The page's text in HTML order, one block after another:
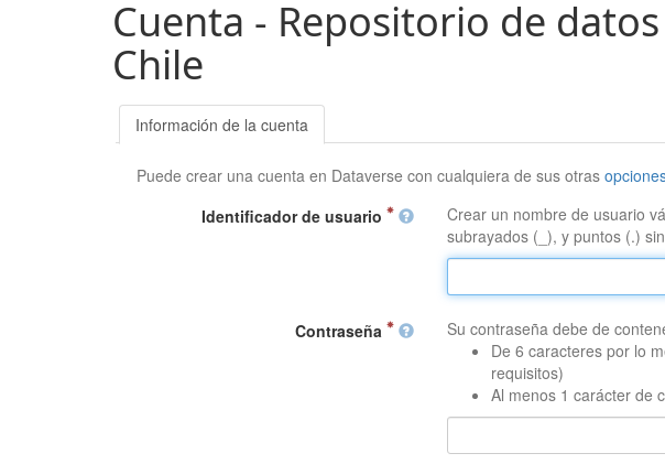
Cuenta - Repositorio de
Chile
Información de la cuenta
Puede crear una cuenta en Dataverse con cualquiera de sus otras
Identificador de usuario
Crear un nombre de usuario
subrayados (_), y puntos (.)
Contraseña
Su contraseña debe de
De 6 caracteres por lo
requisitos)
Al menos 1 carácter de